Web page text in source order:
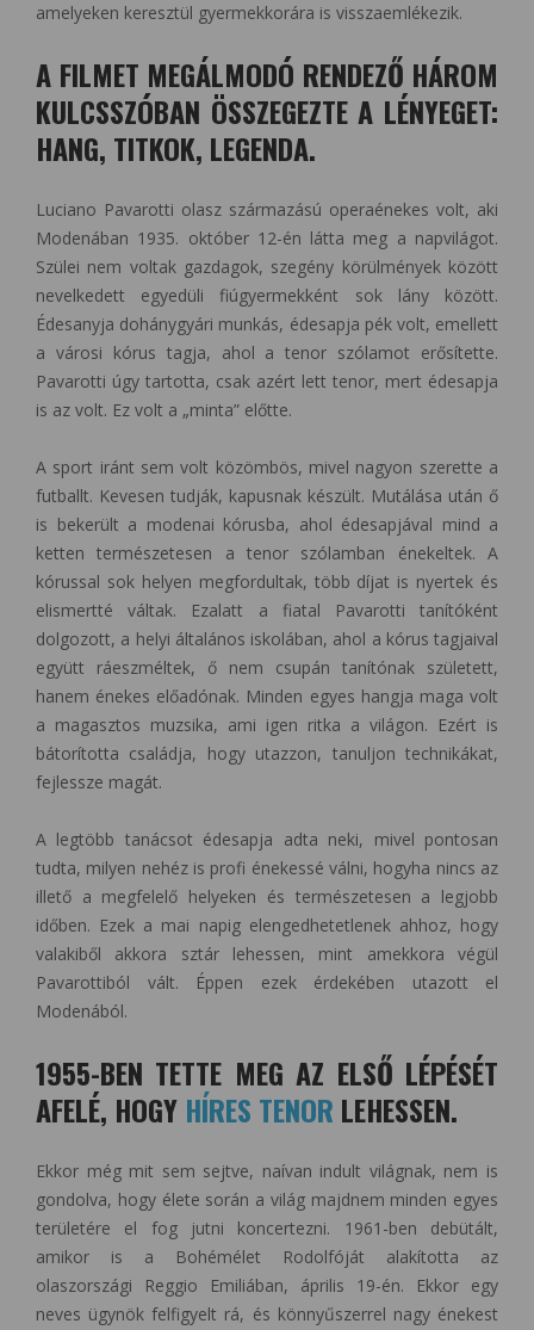
amelyeken keresztül gyermekkorára is visszaemlékezik.
A FILMET MEGÁLMODÓ RENDEZŐ HÁROM
KULCSSZÓBAN ÖSSZEGEZTE A LÉNYEGET:
HANG, TITKOK, LEGENDA.
Luciano Pavarotti olasz származású operaénekes volt, aki
Modenában 1935. október 12-én látta meg a napvilágot.
Szülei nem voltak gazdagok, szegény körülmények között
nevelkedett egyedüli fiúgyermekként sok lány között.
Édesanyja dohánygyári munkás, édesapja pék volt, emellett
a városi kórus tagja, ahol a tenor szólamot erősítette.
Pavarotti úgy tartotta, csak azért lett tenor, mert édesapja
is az volt. Ez volt a „minta” előtte.
A sport iránt sem volt közömbös, mivel nagyon szerette a
futballt. Kevesen tudják, kapusnak készült. Mutálása után ő
is bekerült a modenai kórusba, ahol édesapjával mind a
ketten természetesen a tenor szólamban énekeltek. A
kórussal sok helyen megfordultak, több díjat is nyertek és
elismertté váltak. Ezalatt a fiatal Pavarotti tanítóként
dolgozott, a helyi általános iskolában, ahol a kórus tagjaival
együtt ráeszméltek, ő nem csupán tanítónak született,
hanem énekes előadónak. Minden egyes hangja maga volt
a magasztos muzsika, ami igen ritka a világon. Ezért is
bátorította családja, hogy utazzon, tanuljon technikákat,
fejlessze magát.
A legtöbb tanácsot édesapja adta neki, mivel pontosan
tudta, milyen nehéz is profi énekessé válni, hogyha nincs az
illető a megfelelő helyeken és természetesen a legjobb
időben. Ezek a mai napig elengedhetetlenek ahhoz, hogy
valakiből akkora sztár lehessen, mint amekkora végül
Pavarottiból vált. Éppen ezek érdekében utazott el
Modenából.
1955-BEN TETTE MEG AZ ELSŐ LÉPÉSÉT
AFELÉ, HOGY HÍRES TENOR LEHESSEN.
Ekkor még mit sem sejtve, naívan indult világnak, nem is
gondolva, hogy élete során a világ majdnem minden egyes
területére el fog jutni koncertezni. 1961-ben debütált,
amikor is a Bohémélet Rodolfóját alakította az
olaszországi Reggio Emiliában, április 19-én. Ekkor egy
neves ügynök felfigyelt rá, és könnyűszerrel nagy énekest